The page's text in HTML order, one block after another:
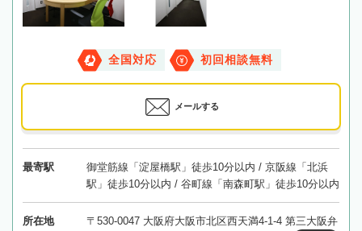
全国対応 初回相談無料
メールする
最寄駅
御堂筋線「淀屋橋駅」徒歩10分以内 / 京阪線「北浜
駅」徒歩10分以内 / 谷町線「南森町駅」徒歩10分以内
所在地
〒530-0047 大阪府大阪市北区西天満4-1-4 第三大阪弁